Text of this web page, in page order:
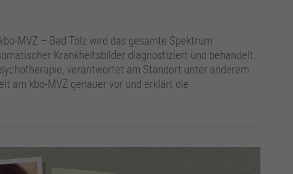
MVZ – Bad Tölz wird das gesamte Spektrum
Krankheitsbilder diagnostiziert und behandelt.
verantwortet am Standort unter anderem
am kbo-MVZ genauer vor und erklärt die